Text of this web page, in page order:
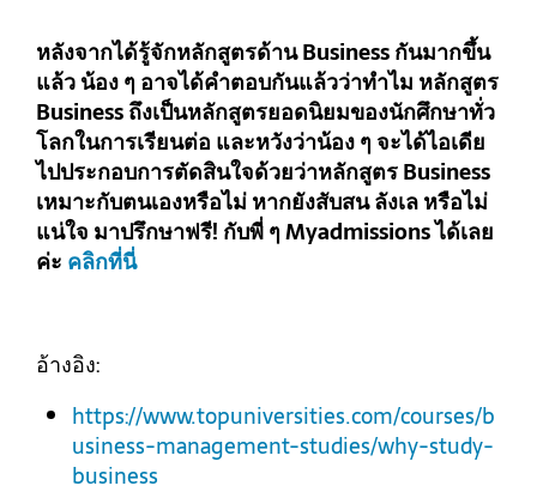
หลังจากได้รู้จักหลักสูตรด้าน Business กันมากขึ้น
แล้ว น้อง ๆ อาจได้คำตอบกันแล้วว่าทำไม หลักสูตร
Business ถึงเป็นหลักสูตรยอดนิยมของนักศึกษาทั่ว
โลกในการเรียนต่อ และหวังว่าน้อง ๆ จะได้ไอเดีย
ไปประกอบการตัดสินใจด้วยว่าหลักสูตร Business
เหมาะกับตนเองหรือไม่ หากยังสับสน ลังเล หรือไม่
แน่ใจ มาปรึกษาฟรี! กับพี่ ๆ Myadmissions ได้เลย
ค่ะ คลิกที่นี่
อ้างอิง:
https://www.topuniversities.com/courses/b
usiness-management-studies/why-study-
business